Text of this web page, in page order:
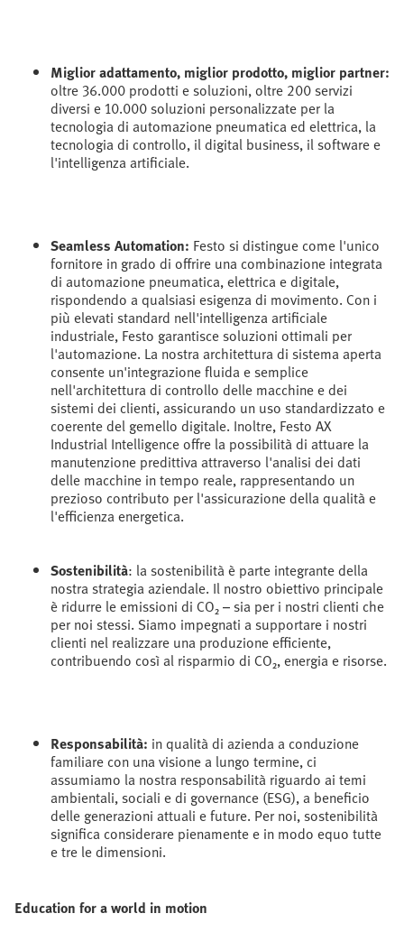
Miglior adattamento, miglior prodotto, miglior partner:
oltre 36.000 prodotti e soluzioni, oltre 200 servizi
diversi e 10.000 soluzioni personalizzate per la
tecnologia di automazione pneumatica ed elettrica, la
tecnologia di controllo, il digital business, il software e
l'intelligenza artificiale.
Seamless Automation: Festo si distingue come l'unico
fornitore in grado di offrire una combinazione integrata
di automazione pneumatica, elettrica e digitale,
rispondendo a qualsiasi esigenza di movimento. Con i
più elevati standard nell'intelligenza artificiale
industriale, Festo garantisce soluzioni ottimali per
l'automazione. La nostra architettura di sistema aperta
consente un'integrazione fluida e semplice
nell'architettura di controllo delle macchine e dei
sistemi dei clienti, assicurando un uso standardizzato e
coerente del gemello digitale. Inoltre, Festo AX
Industrial Intelligence offre la possibilità di attuare la
manutenzione predittiva attraverso l'analisi dei dati
delle macchine in tempo reale, rappresentando un
prezioso contributo per l'assicurazione della qualità e
l'efficienza energetica.
Sostenibilità: la sostenibilità è parte integrante della
nostra strategia aziendale. Il nostro obiettivo principale
è ridurre le emissioni di CO₂ – sia per i nostri clienti che
per noi stessi. Siamo impegnati a supportare i nostri
clienti nel realizzare una produzione efficiente,
contribuendo così al risparmio di CO₂, energia e risorse.
Responsabilità: in qualità di azienda a conduzione
familiare con una visione a lungo termine, ci
assumiamo la nostra responsabilità riguardo ai temi
ambientali, sociali e di governance (ESG), a beneficio
delle generazioni attuali e future. Per noi, sostenibilità
significa considerare pienamente e in modo equo tutte
e tre le dimensioni.
Education for a world in motion